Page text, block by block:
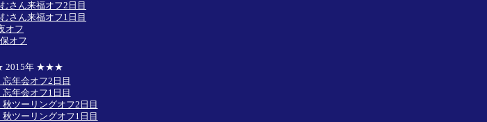
さん来福オフ2日目
さん来福オフ1日目
オフ
オフ
年 ★★★
年会オフ2日目
年会オフ1日目
ツーリングオフ2日目
ツーリングオフ1日目